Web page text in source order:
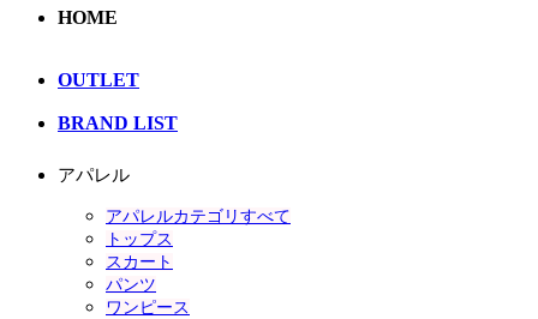
HOME
OUTLET
BRAND LIST
アパレル
アパレルカテゴリすべて
トップス
スカート
パンツ
ワンピース